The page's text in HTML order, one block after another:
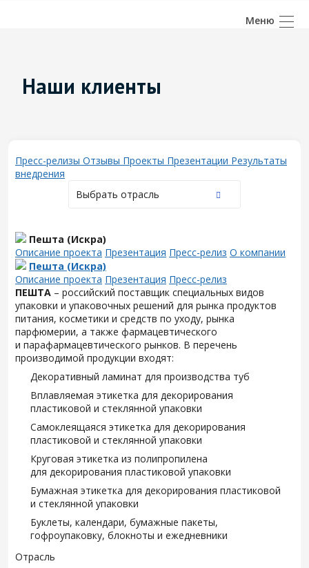
Наши клиенты
Пресс-релизы Отзывы Проекты Презентации Результаты
внедрения
Выбрать отрасль
Пешта (Искра)
Описание проекта Презентация Пресс-релиз О компании
Пешта (Искра)
Описание проекта Презентация Пресс-релиз
ПЕШТА – российский поставщик специальных видов
упаковки и упаковочных решений для рынка продуктов
питания, косметики и средств по уходу, рынка
парфюмерии, а также фармацевтического
и парафармацевтического рынков. В перечень
производимой продукции входят:
Декоративный ламинат для производства туб
Вплавляемая этикетка для декорирования
пластиковой и стеклянной упаковки
Самоклеящаяся этикетка для декорирования
пластиковой и стеклянной упаковки
Круговая этикетка из полипропилена
для декорирования пластиковой упаковки
Бумажная этикетка для декорирования пластиковой
и стеклянной упаковки
Буклеты, календари, бумажные пакеты,
гофроупаковку, блокноты и ежедневники
Отрасль